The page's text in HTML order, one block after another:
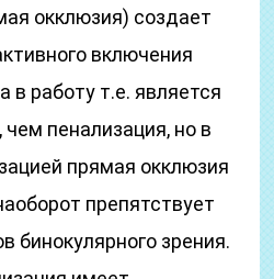
окклюзия) создает
включения
в работу т.е. является
пенализация, но в
прямая окклюзия
препятствует
бинокулярного зрения.